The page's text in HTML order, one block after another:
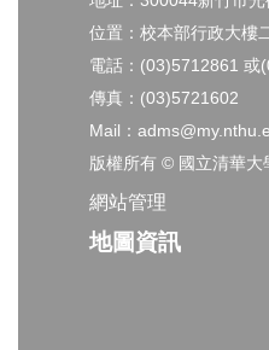
位置：校本部行政大樓
電話：(03)5712861 或
傳真：(03)5721602
Mail：
版權所有 © 國立清華大
網站管理
地圖資訊